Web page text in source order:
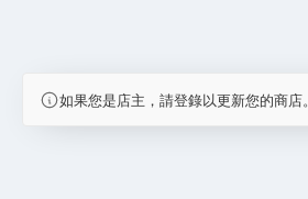
如果您是店主，請登錄以更新您的商店。